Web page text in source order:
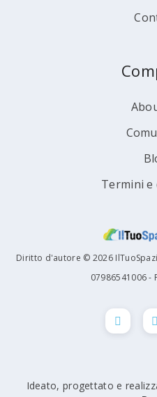
Termini e
Diritto d'autore © 2026
07986541006 -
Ideato, progettato e